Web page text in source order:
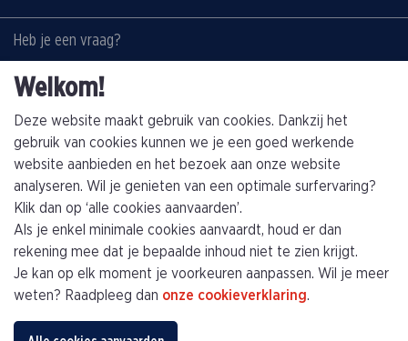
Heb je een vraag?
Contacteer ons:
+32(0)89463794
info@kathagen.be
Vestiging
Kathagen N.V.
Toekomststraat 4
B-3960 Bree (Limburg)
Plan je route
Welkom!
Deze website maakt gebruik van cookies. Dankzij het
gebruik van cookies kunnen we je een goed werkende
website aanbieden en het bezoek aan onze website
analyseren. Wil je genieten van een optimale surfervaring?
Klik dan op ‘alle cookies aanvaarden’.
Als je enkel minimale cookies aanvaardt, houd er dan
rekening mee dat je bepaalde inhoud niet te zien krijgt.
Je kan op elk moment je voorkeuren aanpassen. Wil je meer
weten? Raadpleeg dan onze cookieverklaring.